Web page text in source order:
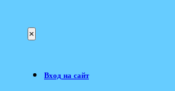
×
Вход на сайт